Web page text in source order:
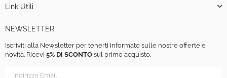
Link Utili
NEWSLETTER
Iscriviti alla Newsletter per tenerti informato sulle nostre offerte e
novità. Ricevi 5% DI SCONTO sul primo acquisto.